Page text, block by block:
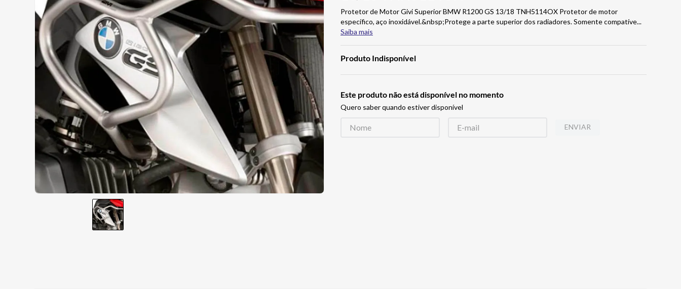
Protetor de Motor Givi Superior BMW R1200 GS 13/18 TNH5114OX Protetor de motor
específico, aço inoxidável.&nbsp;Protege a parte superior dos radiadores. Somente compatíve...
Saiba mais
Produto Indisponível
Este produto não está disponível no momento
Quero saber quando estiver disponível
ENVIAR
9º AIROH
10º BOTAS